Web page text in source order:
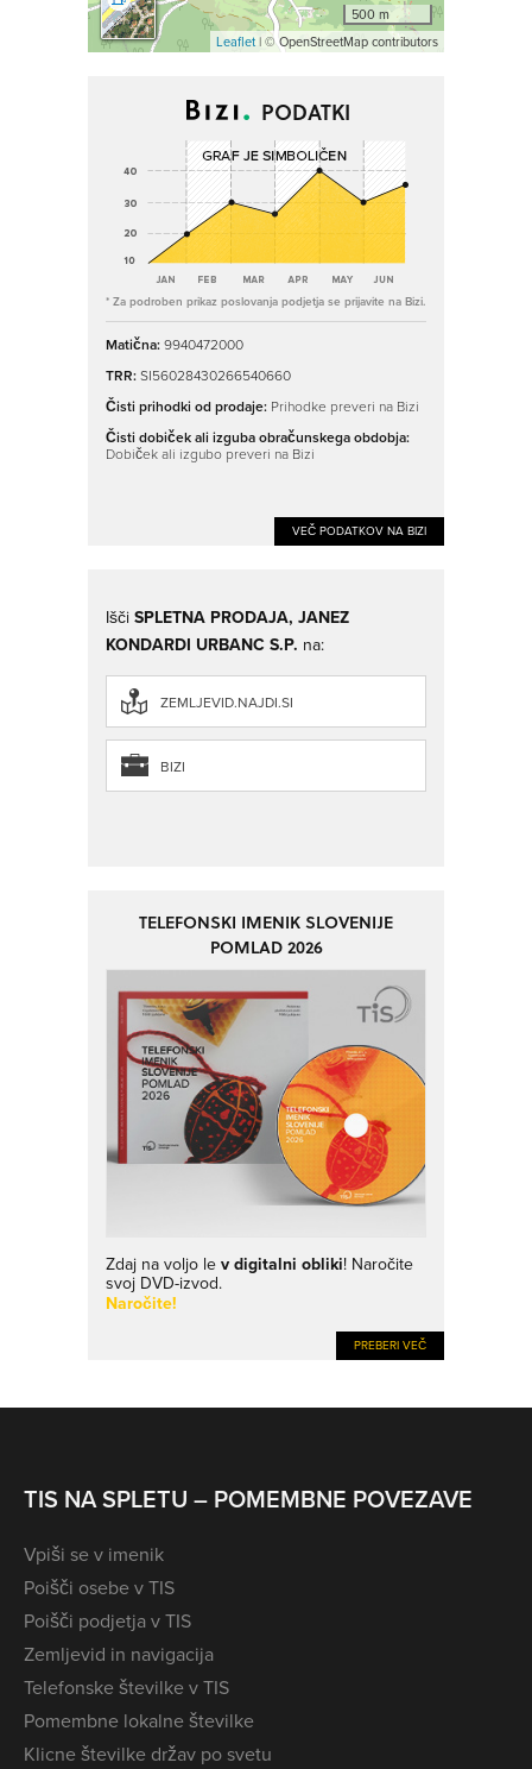
500 m
Leaflet| © OpenStreetMap contributors
PODATKI
* Za podroben prikaz poslovanja podjetja se prijavite na Bizi.
Matična:9940472000
TRR:SI56028430266540660
Čisti prihodki od prodaje: Prihodke preveri na Bizi
Čisti dobiček ali izguba obračunskega obdobja:
Dobiček ali izgubo preveri na Bizi
VEČ PODATKOV NA BIZI
Išči SPLETNA PRODAJA, JANEZ
KONDARDI URBANC S.P. na:
ZEMLJEVID.NAJDI.SI
BIZI
TELEFONSKI IMENIK SLOVENIJE
POMLAD 2026
Zdaj na voljo le v digitalni obliki! Naročite
svoj DVD-izvod.
Naročite!
PREBERI VEČ
TIS NA SPLETU – POMEMBNE POVEZAVE
Vpiši se v imenik
Poišči osebe v TIS
Poišči podjetja v TIS
Zemljevid in navigacija
Telefonske številke v TIS
Pomembne lokalne številke
Klicne številke držav po svetu